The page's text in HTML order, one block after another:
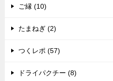
ご縁 (10)
たまねぎ (2)
つくレポ (57)
ドライパクチー (8)